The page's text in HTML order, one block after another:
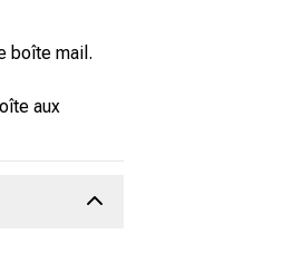
boîte mail.
aux